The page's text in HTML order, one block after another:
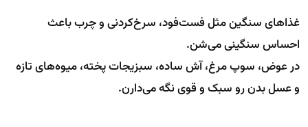
غذاهای سنگین مثل فست‌فود، سرخ‌کردنی و چرب باعث
احساس سنگینی می‌شن.
در عوض، سوپ مرغ، آش ساده، سبزیجات پخته، میوه‌های تازه
و عسل بدن رو سبک و قوی نگه می‌دارن.